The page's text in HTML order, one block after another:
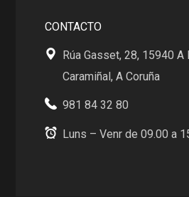
CONTACTO
Rúa Gasset, 28, 15940 A
Caramiñal, A Coruña
981 84 32 80
Luns – Venr de 09.00 a